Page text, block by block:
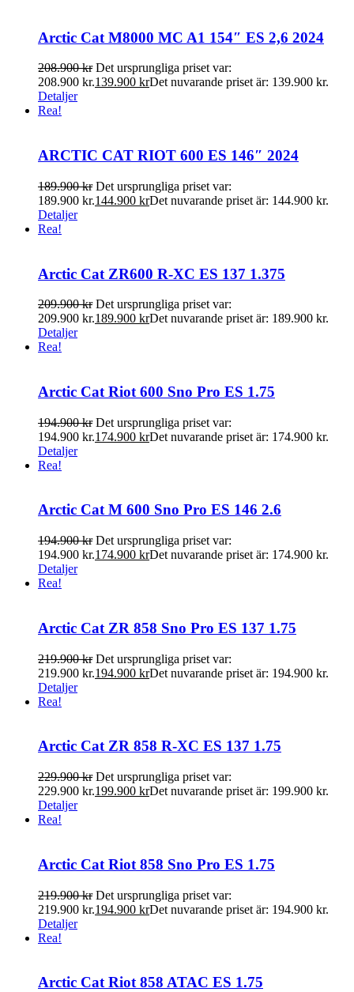
Arctic Cat M8000 MC A1 154″ ES 2,6 2024
208.900kr Det ursprungliga priset var:
208.900 kr.139.900 krDet nuvarande priset är: 139.900 kr.
Detaljer
Rea!
ARCTIC CAT RIOT 600 ES 146″ 2024
189.900kr Det ursprungliga priset var:
189.900 kr.144.900 krDet nuvarande priset är: 144.900 kr.
Detaljer
Rea!
Arctic Cat ZR600 R-XC ES 137 1.375
209.900kr Det ursprungliga priset var:
209.900 kr.189.900 krDet nuvarande priset är: 189.900 kr.
Detaljer
Rea!
Arctic Cat Riot 600 Sno Pro ES 1.75
194.900kr Det ursprungliga priset var:
194.900 kr.174.900 krDet nuvarande priset är: 174.900 kr.
Detaljer
Rea!
Arctic Cat M 600 Sno Pro ES 146 2.6
194.900kr Det ursprungliga priset var:
194.900 kr.174.900 krDet nuvarande priset är: 174.900 kr.
Detaljer
Rea!
Arctic Cat ZR 858 Sno Pro ES 137 1.75
219.900kr Det ursprungliga priset var:
219.900 kr.194.900 krDet nuvarande priset är: 194.900 kr.
Detaljer
Rea!
Arctic Cat ZR 858 R-XC ES 137 1.75
229.900kr Det ursprungliga priset var:
229.900 kr.199.900 krDet nuvarande priset är: 199.900 kr.
Detaljer
Rea!
Arctic Cat Riot 858 Sno Pro ES 1.75
219.900kr Det ursprungliga priset var:
219.900 kr.194.900 krDet nuvarande priset är: 194.900 kr.
Detaljer
Rea!
Arctic Cat Riot 858 ATAC ES 1.75